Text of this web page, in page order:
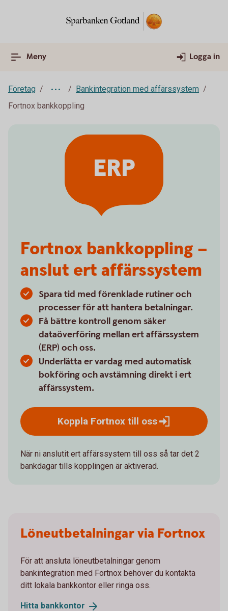
Meny Logga in
Företag
Bankintegration med affärssystem
Fortnox bankkoppling
Fortnox bankkoppling –
anslut ert affärssystem
Spara tid med förenklade rutiner och
processer för att hantera betalningar.
Få bättre kontroll genom säker
dataöverföring mellan ert affärssystem
(ERP) och oss.
Underlätta er vardag med automatisk
bokföring och avstämning direkt i ert
affärssystem.
Koppla Fortnox till oss
När ni anslutit ert affärssystem till oss så tar det 2
bankdagar tills kopplingen är aktiverad.
ERP
Löneutbetalningar via Fortnox
För att ansluta löneutbetalningar genom
bankintegration med Fortnox behöver du kontakta
ditt lokala bankkontor eller ringa oss.
Hitta bankkontor